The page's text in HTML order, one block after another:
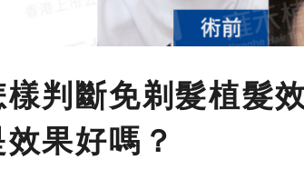
樣判斷免剃髮植髮
果好嗎？